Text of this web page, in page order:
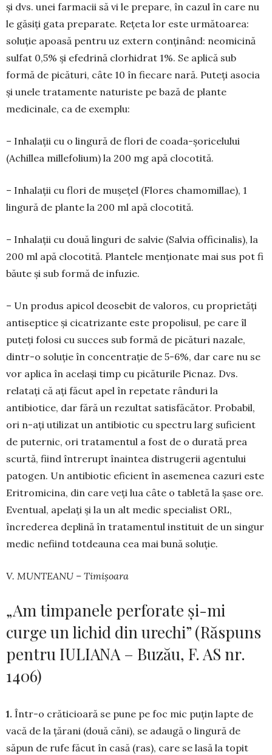
și dvs. unei farmacii să vi le prepare, în cazul în care nu
le găsiți gata preparate. Rețeta lor este următoarea:
soluție apoasă pentru uz extern conți­nând: neomicină
sulfat 0,5% și efedrină clorhidrat 1%. Se aplică sub
formă de picături, câte 10 în fiecare nară. Puteți asocia
și unele tratamente naturiste pe bază de plante
medicinale, ca de exem­plu:
– Inhalații cu o lingură de flori de coada-șoricelului
(Achillea millefolium) la 200 mg apă clocotită.
– Inhalații cu flori de mușețel (Flores chamomillae), 1
lingură de plante la 200 ml apă clocotită.
– Inhalații cu două linguri de salvie (Salvia officinalis), la
200 ml apă clocotită. Plantele menționate mai sus pot fi
băute și sub formă de infuzie.
– Un produs apicol deosebit de valoros, cu proprietăți
antiseptice și cicatrizante este propolisul, pe care îl
puteți folosi cu succes sub formă de picături nazale,
dintr-o soluție în concentrație de 5-6%, dar care nu se
vor aplica în același timp cu picăturile Pic­naz. Dvs.
relatați că ați făcut apel în repetate rânduri la
antibiotice, dar fără un rezultat satisfăcător. Probabil,
ori n-ați utilizat un antibiotic cu spectru larg suficient
de puternic, ori tratamentul a fost de o durată prea
scurtă, fiind întrerupt înain­tea distrugerii agentului
patogen. Un antibiotic eficient în asemenea cazuri este
Eri­tromicina, din care veți lua câte o tabletă la șase ore.
Eventual, apelați și la un alt medic spe­cialist ORL,
încrederea de­plină în tratamentul instituit de un singur
medic nefiind totdeauna cea mai bună soluție.
V. MUNTEANU – Timișoara
„Am timpanele perforate și-mi
curge un lichid din urechi” (Răspuns
pentru IULIANA – Buzău, F. AS nr.
1406)
1. Într-o crăticioară se pune pe foc mic puțin lapte de
vacă de la țărani (două căni), se adaugă o lingură de
săpun de rufe făcut în casă (ras), care se lasă la topit